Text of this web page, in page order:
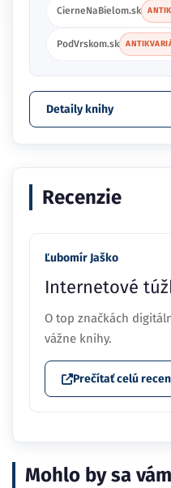
CierneNaBielom.sk
PodVrskom.sk
Detaily knihy
Recenzie
Ľubomír Jaško
Internetové
O top značkách
vážne knihy.
Prečítať celú
Mohlo by sa